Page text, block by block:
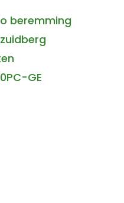
beremming
GE